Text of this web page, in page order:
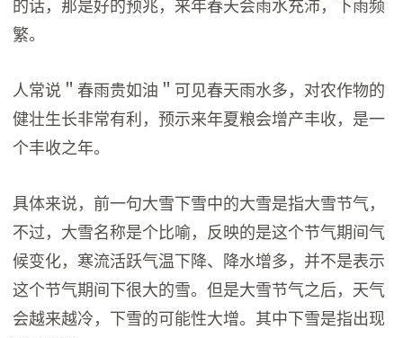
的话，那是好的预兆，来年春天会雨水充沛，下雨频
繁。
人常说＂春雨贵如油＂可见春天雨水多，对农作物的
健壮生长非常有利，预示来年夏粮会增产丰收，是一
个丰收之年。
具体来说，前一句大雪下雪中的大雪是指大雪节气，
不过，大雪名称是个比喻，反映的是这个节气期间气
候变化，寒流活跃气温下降、降水增多，并不是表示
这个节气期间下很大的雪。但是大雪节气之后，天气
会越来越冷，下雪的可能性大增。其中下雪是指出现